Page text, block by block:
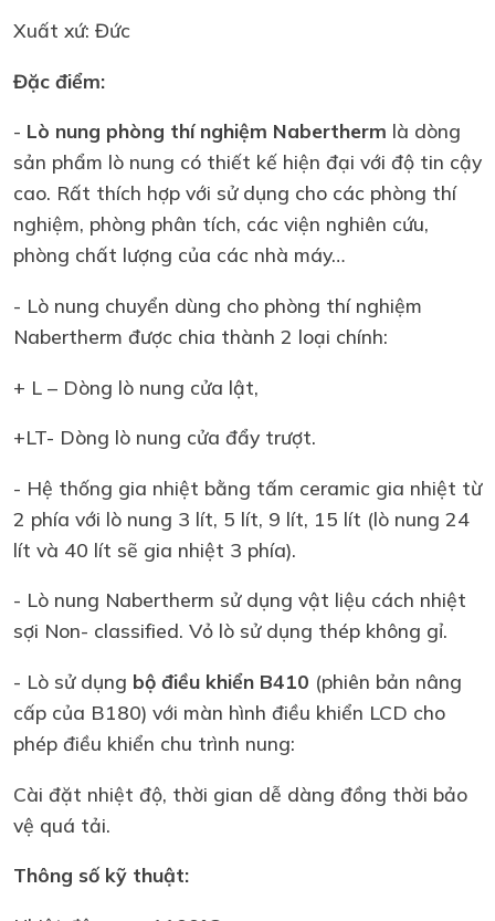
Xuất xứ: Đức
Đặc điểm:
- Lò nung phòng thí nghiệm Nabertherm là dòng
sản phẩm lò nung có thiết kế hiện đại với độ tin cậy
cao. Rất thích hợp với sử dụng cho các phòng thí
nghiệm, phòng phân tích, các viện nghiên cứu,
phòng chất lượng của các nhà máy…
- Lò nung chuyển dùng cho phòng thí nghiệm
Nabertherm được chia thành 2 loại chính:
+ L – Dòng lò nung cửa lật,
+LT- Dòng lò nung cửa đẩy trượt.
- Hệ thống gia nhiệt bằng tấm ceramic gia nhiệt từ
2 phía với lò nung 3 lít, 5 lít, 9 lít, 15 lít (lò nung 24
lít và 40 lít sẽ gia nhiệt 3 phía).
- Lò nung Nabertherm sử dụng vật liệu cách nhiệt
sợi Non- classified. Vỏ lò sử dụng thép không gỉ.
- Lò sử dụng bộ điều khiển B410 (phiên bản nâng
cấp của B180) với màn hình điều khiển LCD cho
phép điều khiển chu trình nung:
Cài đặt nhiệt độ, thời gian dễ dàng đồng thời bảo
vệ quá tải.
Thông số kỹ thuật: